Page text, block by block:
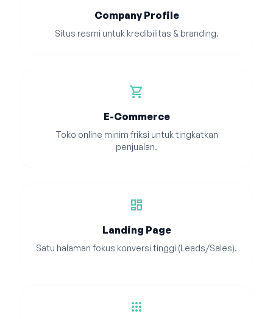
Company Profile
Situs resmi untuk kredibilitas & branding.
shopping_cart
E-Commerce
Toko online minim friksi untuk tingkatkan
penjualan.
dashboard
Landing Page
Satu halaman fokus konversi tinggi (Leads/Sales).
apps